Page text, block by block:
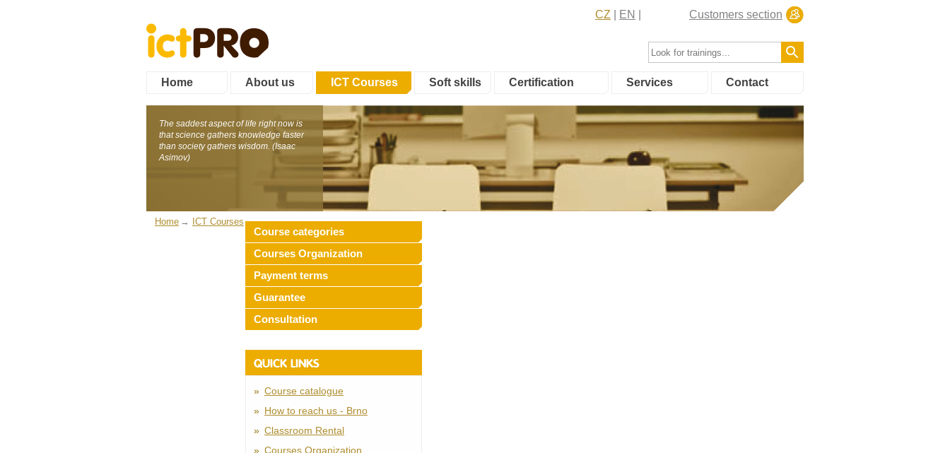
CZ EN Customers section
Home About us ICT Courses Soft skills Certification Services Contact
The saddest aspect of life right now is
that science gathers knowledge faster
than society gathers wisdom. (Isaac
Asimov)
Home ICT Courses
Course categories
Courses Organization
Payment terms
Guarantee
Consultation
QUICK LINKS
Course catalogue
How to reach us - Brno
Classroom Rental
Courses Organization